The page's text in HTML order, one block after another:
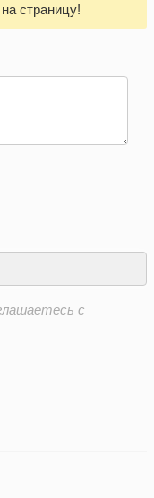
страницу!
с